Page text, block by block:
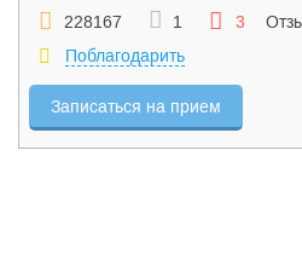
228167 1 3
Поблагодарить
Записаться на прием